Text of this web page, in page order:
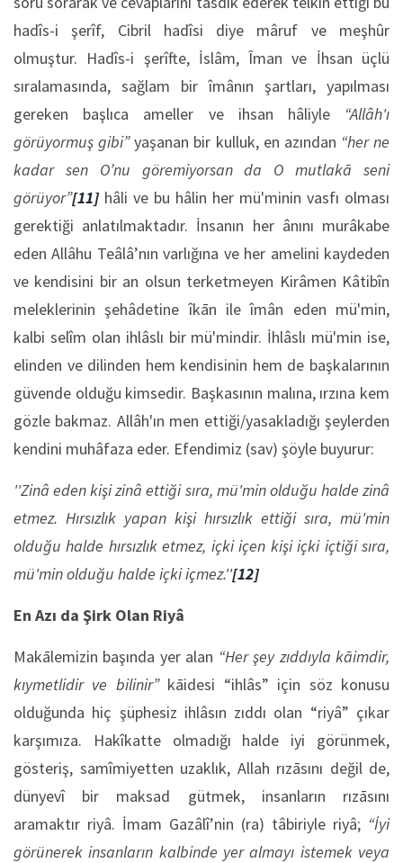
hadîs-i şerîf, Cibril hadîsi diye mâruf ve meşhûr
olmuştur. Hadîs-i şerîfte, İslâm, Îman ve İhsan üçlü
sıralamasında, sağlam bir îmânın şartları, yapılması
gereken başlıca ameller ve ihsan hâliyle “Allâh'ı
görüyormuş gibi”yaşanan bir kulluk, en azından “her ne
kadar sen O’nu göremiyorsan da O mutlakā seni
görüyor”[11] hâli ve bu hâlin her mü'minin vasfı olması
gerektiği anlatılmaktadır. İnsanın her ânını murâkabe
eden Allâhu Teâlâ’nın varlığına ve her amelini kaydeden
ve kendisini bir an olsun terketmeyen Kirâmen Kâtibîn
meleklerinin şehâdetine îkān ile îmân eden mü'min,
kalbi selîm olan ihlâslı bir mü'mindir. İhlâslı mü'min ise,
elinden ve dilinden hem kendisinin hem de başkalarının
güvende olduğu kimsedir. Başkasının malına, ırzına kem
gözle bakmaz. Allâh'ın men ettiği/yasakladığı şeylerden
kendini muhâfaza eder. Efendimiz (sav) şöyle buyurur:
''Zinâ eden kişi zinâ ettiği sıra, mü'min olduğu halde zinâ
etmez. Hırsızlık yapan kişi hırsızlık ettiği sıra, mü'min
olduğu halde hırsızlık etmez, içki içen kişi içki içtiği sıra,
mü'min olduğu halde içki içmez.''[12]
En Azı da Şirk Olan Riyâ
Makālemizin başında yer alan “Her şey zıddıyla kāimdir,
kıymetlidir ve bilinir” kāidesi “ihlâs” için söz konusu
olduğunda hiç şüphesiz ihlâsın zıddı olan “riyâ” çıkar
karşımıza. Hakîkatte olmadığı halde iyi görünmek,
gösteriş, samîmiyetten uzaklık, Allah rızāsını değil de,
dünyevî bir maksad gütmek, insanların rızāsını
aramaktır riyâ. İmam Gazâlî’nin (ra) tâbiriyle riyâ; “İyi
görünerek insanların kalbinde yer almayı istemek veya